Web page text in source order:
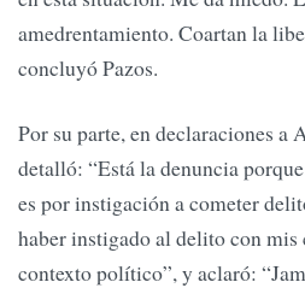
amedrentamiento. Coartan la
concluyó Pazos.
Por su parte, en declaraciones
detalló: “Está la denuncia
es por instigación a cometer
haber instigado al delito con mis
contexto político”, y aclaró: